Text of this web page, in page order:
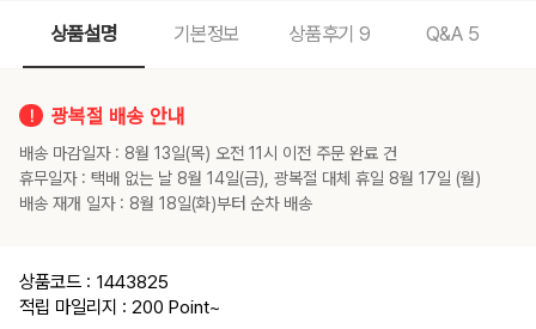
상품설명 기본정보 상품후기9 Q&A 5
광복절 배송 안내
배송 마감일자 : 8월 13일(목) 오전 11시 이전 주문 완료 건
휴무일자 : 택배 없는 날 8월 14일(금), 광복절 대체 휴일 8월 17일 (월)
배송 재개 일자 : 8월 18일(화)부터 순차 배송
상품코드 : 1443825
적립 마일리지 : 200 Point~